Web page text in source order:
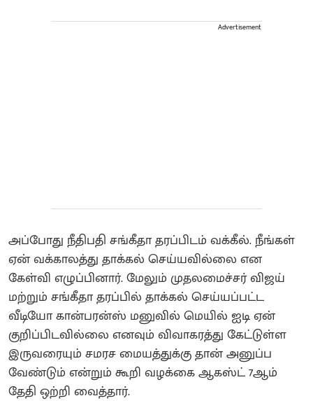
Advertisement
அப்போது நீதிபதி சங்கீதா தரப்பிடம் வக்கீல். நீங்கள்
ஏன் வக்காலத்து தாக்கல் செய்யவில்லை என
கேள்வி எழுப்பினார். மேலும் முதலமைச்சர் விஜய்
மற்றும் சங்கீதா தரப்பில் தாக்கல் செய்யப்பட்ட
வீடியோ கான்பரன்ஸ் மனுவில் மெயில் ஐடி ஏன்
குறிப்பிடவில்லை எனவும் விவாகரத்து கேட்டுள்ள
இருவரையும் சமரச மையத்துக்கு தான் அனுப்ப
வேண்டும் என்றும் கூறி வழக்கை ஆகஸ்ட் 7ஆம்
தேதி ஒற்றி வைத்தார்.